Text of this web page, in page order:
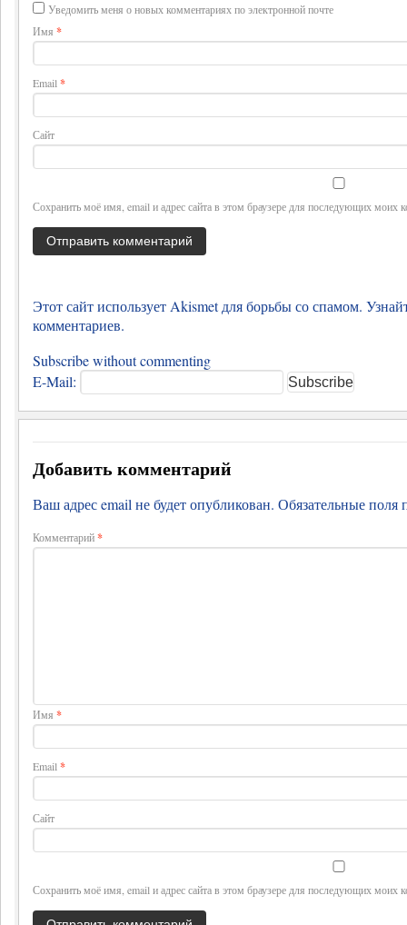
Уведомить меня о новых комментариях по электронной почте
Имя *
Email *
Сайт
Сохранить моё имя, email и адрес сайта в этом браузере для последующих моих
Этот сайт использует Akismet для борьбы со спамом.
комментариев.
Subscribe without commenting
E-Mail:
Добавить комментарий
Ваш адрес email не будет опубликован. Обязательные
Комментарий*
Имя *
Email *
Сайт
Сохранить моё имя, email и адрес сайта в этом браузере для последующих моих